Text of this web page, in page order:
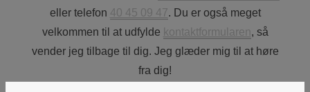
eller telefon 40 45 09 47. Du er også meget
velkommen til at udfylde kontaktformularen, så
vender jeg tilbage til dig. Jeg glæder mig til at høre
fra dig!